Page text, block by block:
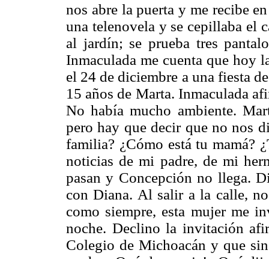
nos abre la puerta y me recibe
una telenovela y se cepillaba el
al jardín; se prueba tres
Inmaculada me cuenta que hoy
el 24 de diciembre a una fiesta
15 años de Marta. Inmaculada
No había mucho ambiente.
pero hay que decir que no nos
familia? ¿Cómo está tu mamá?
noticias de mi padre, de mi
pasan y Concepción no llega.
con Diana. Al salir a la calle,
como siempre, esta mujer me
noche. Declino la invitación
Colegio de Michoacán y que